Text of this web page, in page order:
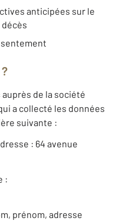
anticipées sur le
de la société
a collecté les données
suivante :
: 64 avenue
:
prénom, adresse